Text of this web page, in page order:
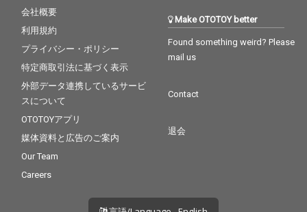
会社概要
利用規約
プライバシー・ポリシー
特定商取引法に基づく表示
外部データ連携しているサービ
スについて
OTOTOYアプリ
媒体資料と広告のご案内
Our Team
Careers
Make OTOTOY better
Found something weird? Please
mail us
Contact
退会